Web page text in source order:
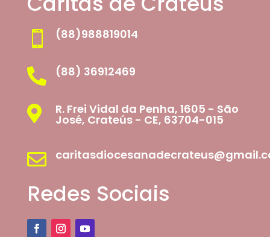
 (88)988819014
 (88) 36912469
 R. Frei Vidal da Penha, 1605 - São
José, Crateús - CE, 63704-015

Redes Sociais